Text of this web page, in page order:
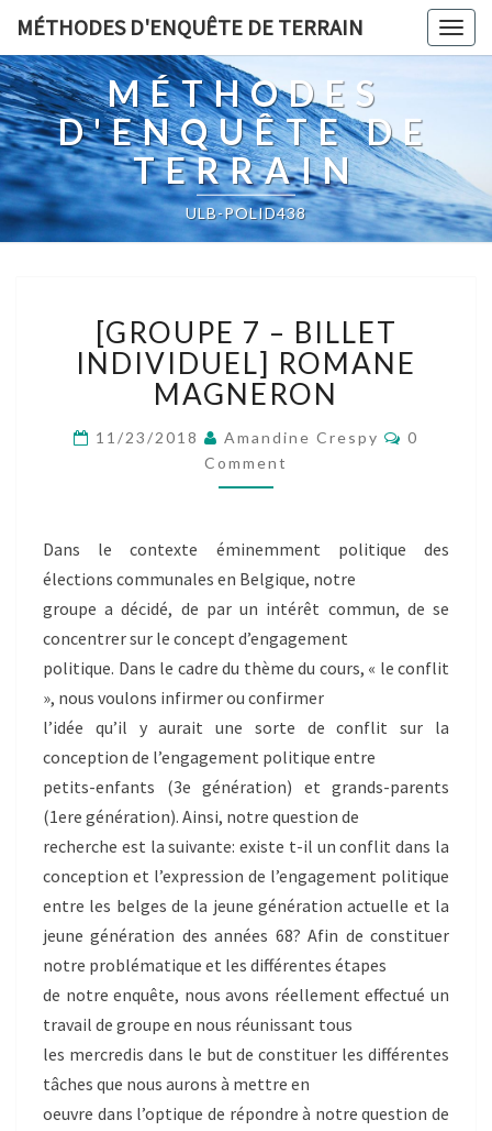
MÉTHODES D'ENQUÊTE DE TERRAIN
MÉTHODES
D'ENQUÊTE DE
TERRAIN
ULB-POLID438
7
–
BILLET
INDIVIDUEL]
ROMANE
[GROUPE 7 – BILLET
INDIVIDUEL] ROMANE
MAGNERON
11/23/2018 Amandine Crespy
0
Comment
Dans le contexte éminemment politique des
élections communales en Belgique, notre
groupe a décidé, de par un intérêt commun, de se
concentrer sur le concept d’engagement
politique. Dans le cadre du thème du cours, « le conflit
», nous voulons infirmer ou confirmer
l’idée qu’il y aurait une sorte de conflit sur la
conception de l’engagement politique entre
petits-enfants (3e génération) et grands-parents
(1ere génération). Ainsi, notre question de
recherche est la suivante: existe t-il un conflit dans la
conception et l’expression de l’engagement politique
entre les belges de la jeune génération actuelle et la
jeune génération des années 68? Afin de constituer
notre problématique et les différentes étapes
de notre enquête, nous avons réellement effectué un
travail de groupe en nous réunissant tous
les mercredis dans le but de constituer les différentes
tâches que nous aurons à mettre en
oeuvre dans l’optique de répondre à notre question de